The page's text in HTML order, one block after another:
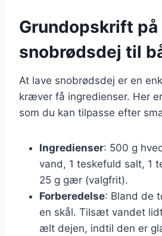
Grundopskrift på
snobrødsdej til
At lave snobrødsdej er en
kræver få ingredienser. Her
som du kan tilpasse efter
Ingredienser: 500 g
vand, 1 teskefuld salt, 1
25 g gær (valgfrit).
Forberedelse: Bland de
en skål. Tilsæt vandet
ælt dejen, indtil den er